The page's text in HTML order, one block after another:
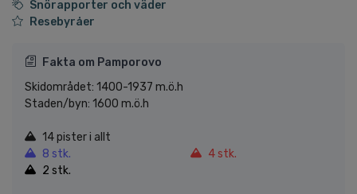
Snörapporter och väder
Resebyråer
Fakta om Pamporovo
Skidområdet: 1400-1937 m.ö.h
Staden/byn: 1600 m.ö.h
14 pister i allt
8 stk.
4 stk.
2 stk.